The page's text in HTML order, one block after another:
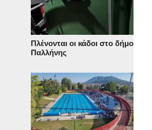
Πλένονται οι κάδοι στο δήμο
Παλλήνης